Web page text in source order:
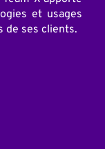
et usages
de ses clients.